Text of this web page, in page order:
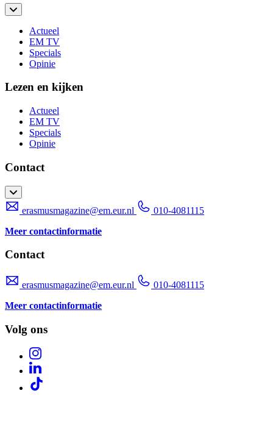
Actueel
EM TV
Specials
Opinie
Lezen en kijken
Actueel
EM TV
Specials
Opinie
Contact
erasmusmagazine@em.eur.nl
010-4081115
Meer contactinformatie
Contact
erasmusmagazine@em.eur.nl
010-4081115
Meer contactinformatie
Volg ons